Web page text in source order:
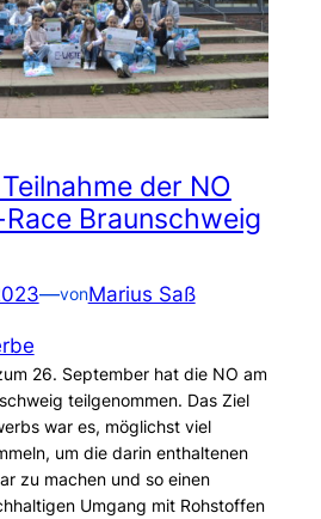
der NO
Braunschweig
—vonMarius Saß
26. September hat die NO am
teilgenommen. Das Ziel
war es, möglichst viel
um die darin enthaltenen
zu machen und so einen
Umgang mit Rohstoffen